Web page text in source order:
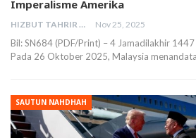
Imperalisme Amerika
HIZBUT TAHRIR MALAYSIA Nov 25, 2025
Bil: SN684 (PDF/Print) – 4 Jamadilakhir
Pada 26 Oktober 2025, Malaysia
SAUTUN NAHDHAH